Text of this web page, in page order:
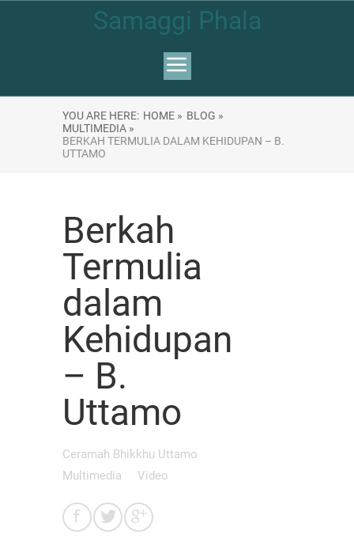
Samaggi Phala
YOU ARE HERE: HOME » BLOG »
MULTIMEDIA »
BERKAH TERMULIA DALAM KEHIDUPAN – B.
UTTAMO
Berkah
Termulia
dalam
Kehidupan
– B.
Uttamo
Ceramah Bhikkhu Uttamo
Multimedia
Video